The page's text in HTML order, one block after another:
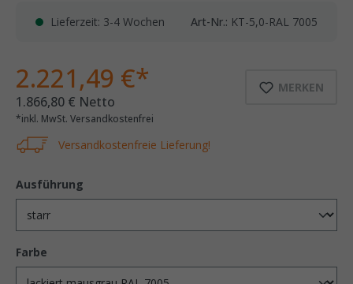
Lieferzeit: 3-4 Wochen Art-Nr.: KT-5,0-RAL 7005
MERKEN
2.221,49 €*
1.866,80 € Netto
*inkl. MwSt. Versandkostenfrei
Versandkostenfreie Lieferung!
Ausführung
Farbe